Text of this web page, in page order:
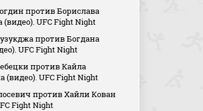
против Борислава
UFC Fight Night
против Богдана
UFC Fight Night
против Кайла
(видео). UFC Fight Night
против Хайли Кован
Fight Night